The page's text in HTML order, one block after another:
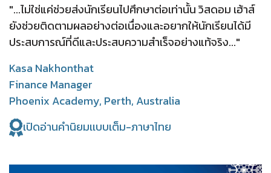
"...ไม่ใช่แค่ช่วยส่งนักเรียนไปศึกษาต่อเท่านั้น วิสดอม เฮ้าส์
ยังช่วยติดตามผลอย่างต่อเนื่องและอยากให้นักเรียนได้มี
ประสบการณ์ที่ดีและประสบความสำเร็จอย่างแท้จริง..."
Kasa Nakhonthat
Finance Manager
Phoenix Academy, Perth, Australia
เปิดอ่านคำนิยมเเบบเต็ม-ภาษาไทย